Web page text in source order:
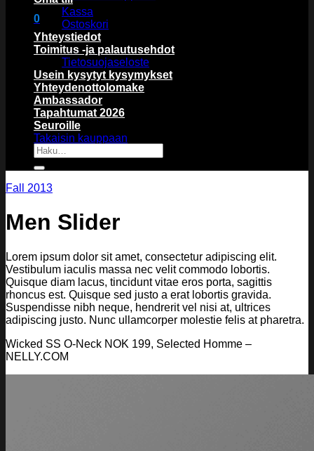
0
Ostoskori
Ostoskori on tyhjä.
Takaisin kauppaan
Kassa
Ostoskori
Yhteystiedot
Toimitus -ja palautusehdot
Tietosuojaseloste
Usein kysytyt kysymykset
Yhteydenottolomake
Ambassador
Tapahtumat 2026
Seuroille
Etsi:
Fall 2013
Men Slider
Lorem ipsum dolor sit amet, consectetur adipiscing elit.
Vestibulum iaculis massa nec velit commodo lobortis.
Quisque diam lacus, tincidunt vitae eros porta, sagittis
rhoncus est. Quisque sed justo a erat lobortis gravida.
Suspendisse nibh neque, hendrerit vel nisi at, ultrices
adipiscing justo. Nunc ullamcorper molestie felis at pharetra.
Wicked SS O-Neck NOK 199, Selected Homme –
NELLY.COM